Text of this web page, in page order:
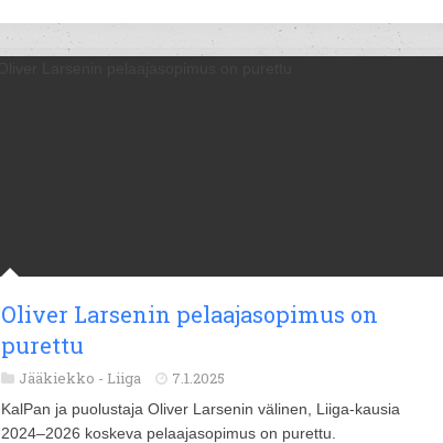
Oliver Larsenin pelaajasopimus on
purettu
Jääkiekko - Liiga 7.1.2025
KalPan ja puolustaja Oliver Larsenin välinen, Liiga-kausia
2024–2026 koskeva pelaajasopimus on purettu.